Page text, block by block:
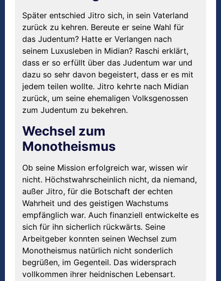
Später entschied Jitro sich, in sein Vaterland
zurück zu kehren. Bereute er seine Wahl für
das Judentum? Hatte er Verlangen nach
seinem Luxusleben in Midian? Raschi erklärt,
dass er so erfüllt über das Judentum war und
dazu so sehr davon begeistert, dass er es mit
jedem teilen wollte. Jitro kehrte nach Midian
zurück, um seine ehemaligen Volksgenossen
zum Judentum zu bekehren.
Wechsel zum
Monotheismus
Ob seine Mission erfolgreich war, wissen wir
nicht. Höchstwahrscheinlich nicht, da niemand,
außer Jitro, für die Botschaft der echten
Wahrheit und des geistigen Wachstums
empfänglich war. Auch finanziell entwickelte es
sich für ihn sicherlich rückwärts. Seine
Arbeitgeber konnten seinen Wechsel zum
Monotheismus natürlich nicht sonderlich
begrüßen, im Gegenteil. Das widersprach
vollkommen ihrer heidnischen Lebensart.